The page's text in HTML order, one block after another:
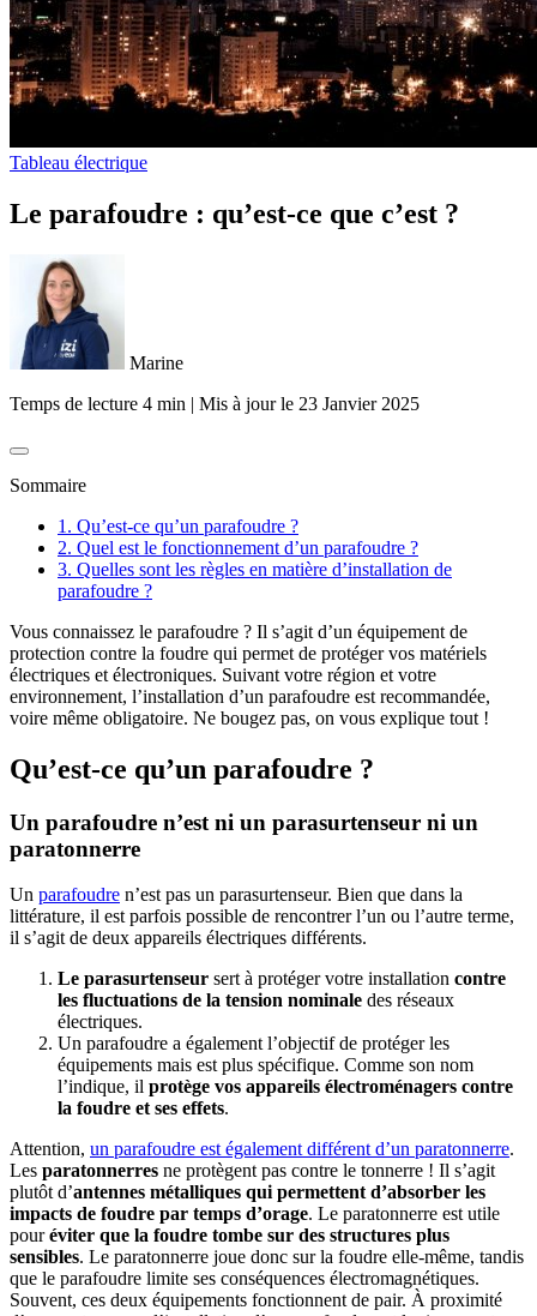
Tableau électrique
Le parafoudre : qu’est-ce que c’est ?
Marine
Temps de lecture 4 min | Mis à jour le 23 Janvier 2025
Sommaire
1. Qu’est-ce qu’un parafoudre ?
2. Quel est le fonctionnement d’un parafoudre ?
3. Quelles sont les règles en matière d’installation de
parafoudre ?
Vous connaissez le parafoudre ? Il s’agit d’un équipement de
protection contre la foudre qui permet de protéger vos matériels
électriques et électroniques. Suivant votre région et votre
environnement, l’installation d’un parafoudre est recommandée,
voire même obligatoire. Ne bougez pas, on vous explique tout !
Qu’est-ce qu’un parafoudre ?
Un parafoudre n’est ni un parasurtenseur ni un
paratonnerre
Un parafoudre n’est pas un parasurtenseur. Bien que dans la
littérature, il est parfois possible de rencontrer l’un ou l’autre terme,
il s’agit de deux appareils électriques différents.
Le parasurtenseur sert à protéger votre installation contre
les fluctuations de la tension nominale des réseaux
électriques.
Un parafoudre a également l’objectif de protéger les
équipements mais est plus spécifique. Comme son nom
l’indique, il protège vos appareils électroménagers contre
la foudre et ses effets.
Attention, un parafoudre est également différent d’un paratonnerre.
Les paratonnerres ne protègent pas contre le tonnerre ! Il s’agit
plutôt d’antennes métalliques qui permettent d’absorber les
impacts de foudre par temps d’orage. Le paratonnerre est utile
pouréviter que la foudre tombe sur des structures plus
sensibles. Le paratonnerre joue donc sur la foudre elle-même, tandis
que le parafoudre limite ses conséquences électromagnétiques.
Souvent, ces deux équipements fonctionnent de pair. À proximité